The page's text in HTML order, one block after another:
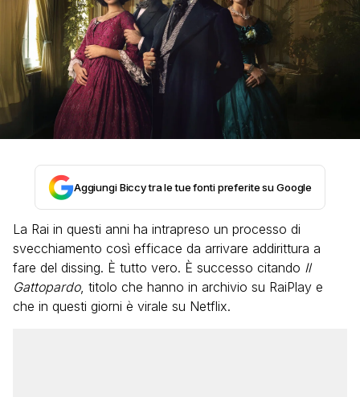
Aggiungi Biccy tra le tue fonti preferite su Google
La Rai in questi anni ha intrapreso un processo di
svecchiamento così efficace da arrivare addirittura a
fare del dissing. È tutto vero. È successo citando Il
Gattopardo, titolo che hanno in archivio su RaiPlay e
che in questi giorni è virale su Netflix.